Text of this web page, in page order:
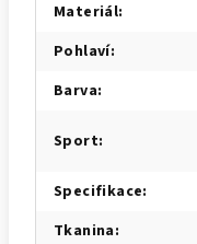
Materiál:
Pohlaví:
Barva:
Sport:
Specifikace:
Tkanina: